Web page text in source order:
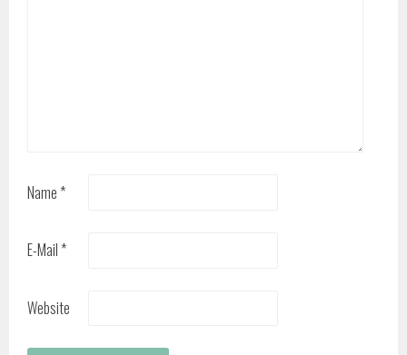
Name *
E-Mail *
Website